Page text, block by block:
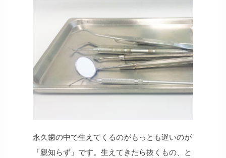
永久歯の中で生えてくるのがもっとも遅いのが
「親知らず」です。生えてきたら抜くもの、と